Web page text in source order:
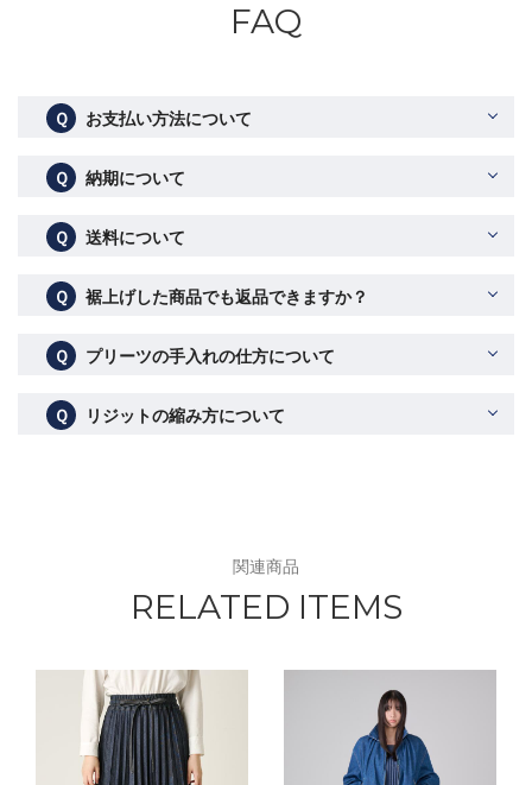
FAQ
Ｑ お支払い方法について
Ｑ 納期について
Ｑ 送料について
Ｑ 裾上げした商品でも返品できますか？
Ｑ プリーツの手入れの仕方について
Ｑ リジットの縮み方について
関連商品
RELATED ITEMS